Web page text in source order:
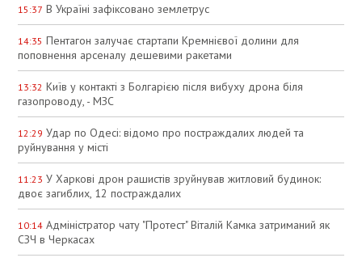
15:37 В Україні зафіксовано землетрус
14:35 Пентагон залучає стартапи Кремнієвої долини для
поповнення арсеналу дешевими ракетами
13:32 Київ у контакті з Болгарією після вибуху дрона біля
газопроводу, - МЗС
12:29 Удар по Одесі: відомо про постраждалих людей та
руйнування у місті
11:23 У Харкові дрон рашистів зруйнував житловий будинок:
двоє загиблих, 12 постраждалих
10:14 Адміністратор чату "Протест" Віталій Камка затриманий як
СЗЧ в Черкасах